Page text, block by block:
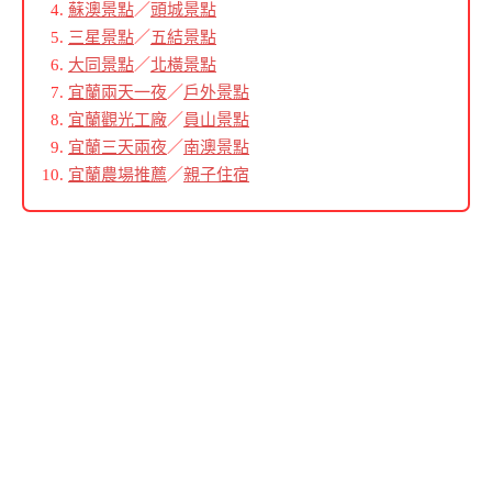
蘇澳景點／頭城景點
三星景點／五結景點
大同景點／北橫景點
宜蘭兩天一夜／戶外景點
宜蘭觀光工廠／ 員山景點
宜蘭三天兩夜／南澳景點
宜蘭農場推薦／親子住宿